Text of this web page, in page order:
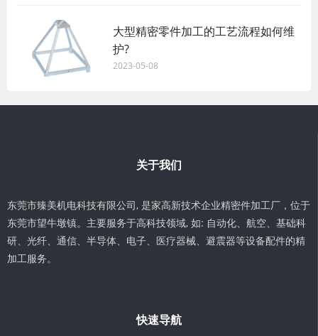
大型精密零件加工的工艺流程如何维
护?
2023-05-08
关于我们
东莞市臻美机电科技有限公司, 是家高新技术企业精密件加工厂，位于
东莞市望牛墩镇。主要服务于高科技领域, 如: 自动化、航空、基础科
研、光纤、通信、半导体、电子、医疗器械、避震器等设备配件的精
加工服务。
快速导航